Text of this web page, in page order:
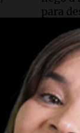
para
papá